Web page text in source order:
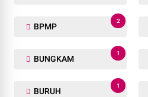
BPMP
2
BUNGKAM
1
BURUH
1